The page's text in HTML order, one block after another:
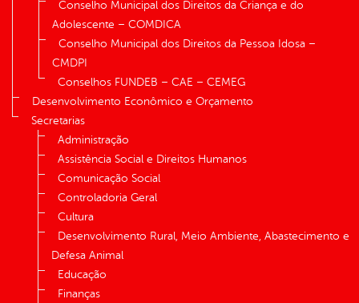
Conselho Municipal dos Direitos da Criança e do
Adolescente – COMDICA
Conselho Municipal dos Direitos da Pessoa Idosa –
CMDPI
Conselhos FUNDEB – CAE – CEMEG
Desenvolvimento Econômico e Orçamento
Secretarias
Administração
Assistência Social e Direitos Humanos
Comunicação Social
Controladoria Geral
Cultura
Desenvolvimento Rural, Meio Ambiente, Abastecimento e
Defesa Animal
Educação
Finanças